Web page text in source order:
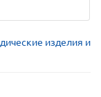
изделия и